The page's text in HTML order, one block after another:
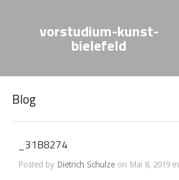
vorstudium-kunst-
bielefeld
Blog
_31B8274
Posted by Dietrich Schulze on Mai 8, 2019 in